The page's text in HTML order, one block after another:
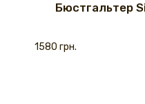
Бюстгальтер
1580 грн.